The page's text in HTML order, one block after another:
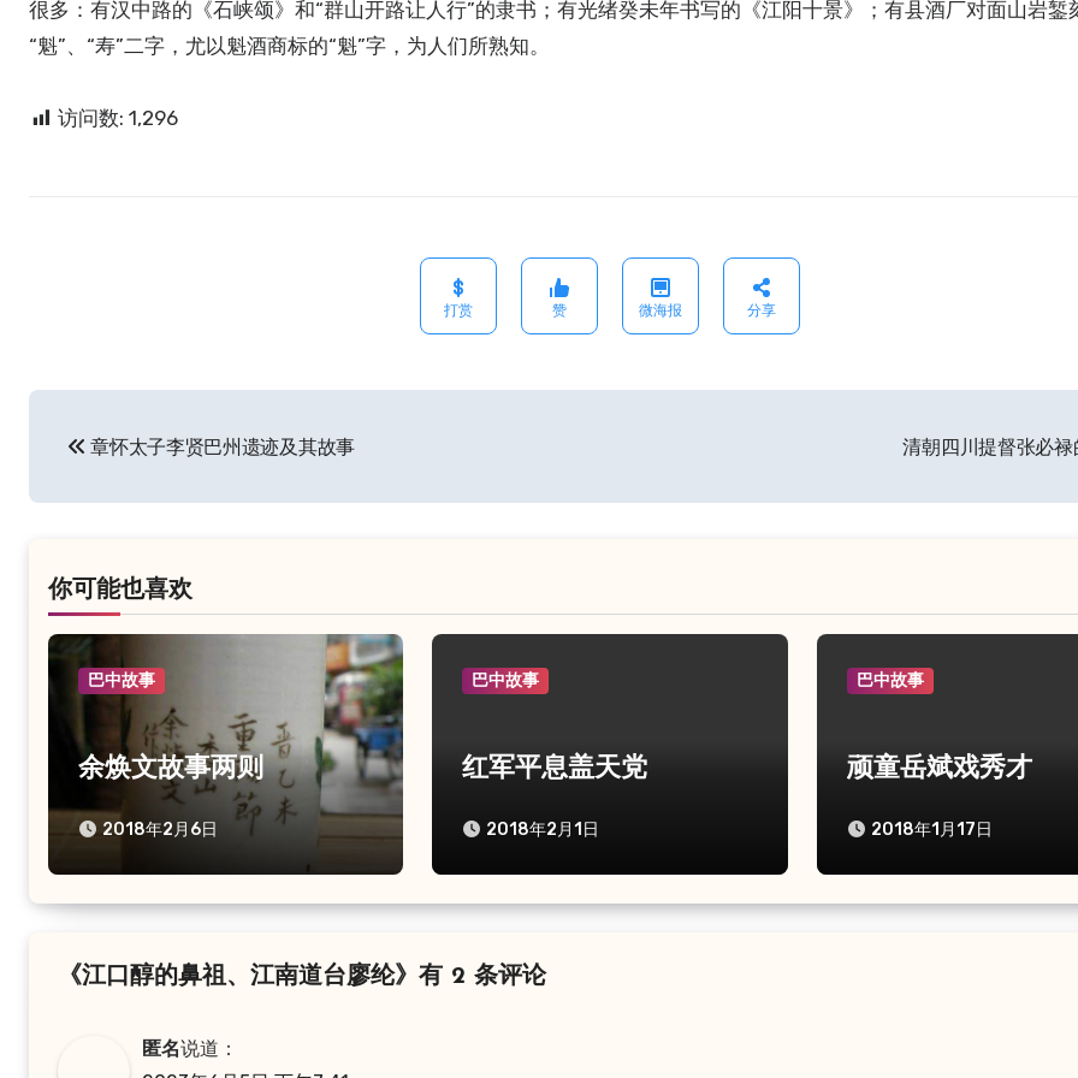
很多：有汉中路的《石峡颂》和“群山开路让人行”的隶书；有光绪癸未年书写的《江阳十景》；有县酒厂对面山岩錾
“魁”、“寿”二字，尤以魁酒商标的“魁”字，为人们所熟知。
访问数: 1,296
打赏 赞 微海报 分享
文
章怀太子李贤巴州遗迹及其故事 清朝四川提督张必禄
你可能也喜欢
巴中故事
余焕文故事两则
2018年2月6日
巴中故事
红军平息盖天党
2018年2月1日
巴中故事
顽童岳斌戏秀才
2018年1月17日
《江口醇的鼻祖、江南道台廖纶》有 2 条评论
匿名说道：